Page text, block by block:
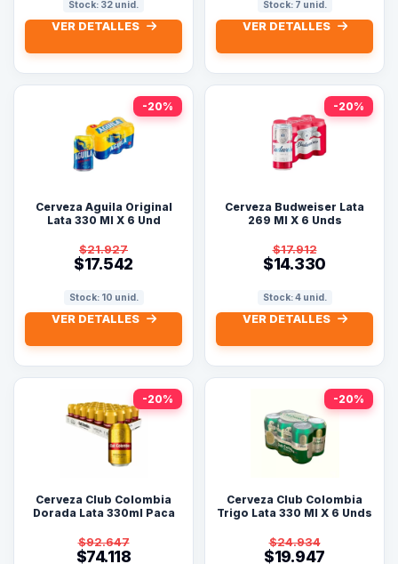
Stock: 32 unid.
VER DETALLES
Stock: 7 unid.
VER DETALLES
-20%
Cerveza Aguila Original
Lata 330 Ml X 6 Und
$21.927
$17.542
Stock: 10 unid.
VER DETALLES
-20%
Cerveza Budweiser Lata
269 Ml X 6 Unds
$17.912
$14.330
Stock: 4 unid.
VER DETALLES
-20%
Cerveza Club Colombia
Dorada Lata 330ml Paca
$92.647
$74.118
-20%
Cerveza Club Colombia
Trigo Lata 330 Ml X 6 Unds
$24.934
$19.947